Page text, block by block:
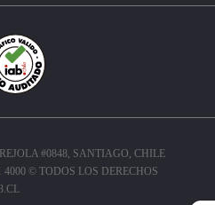
#0848, SANTIAGO, CHILE
4000 © TODOS LOS DERECHOS